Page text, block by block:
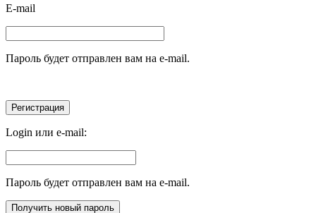
E-mail
Пароль будет отправлен вам на e-mail.
Login или e-mail:
Пароль будет отправлен вам на e-mail.